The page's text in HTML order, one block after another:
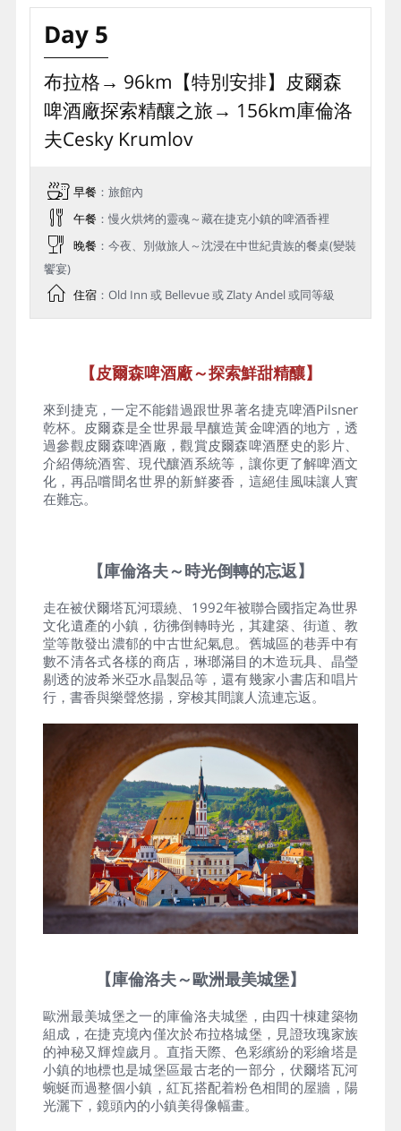
Day 5
布拉格→ 96km【特別安排】皮爾森
啤酒廠探索精釀之旅→ 156km庫倫洛
夫Cesky Krumlov
早餐 ：旅館內
午餐 ：慢火烘烤的靈魂～藏在捷克小鎮的啤酒香裡
晚餐 ：今夜、別做旅人～沈浸在中世紀貴族的餐桌(變裝
饗宴)
住宿：Old Inn 或 Bellevue 或 Zlaty Andel 或同等級
【皮爾森啤酒廠～探索鮮甜精釀】
來到捷克，一定不能錯過跟世界著名捷克啤酒Pilsner
乾杯。皮爾森是全世界最早釀造黃金啤酒的地方，透
過參觀皮爾森啤酒廠，觀賞皮爾森啤酒歷史的影片、
介紹傳統酒窖、現代釀酒系統等，讓你更了解啤酒文
化，再品嚐聞名世界的新鮮麥香，這絕佳風味讓人實
在難忘。
【庫倫洛夫～時光倒轉的忘返】
走在被伏爾塔瓦河環繞、1992年被聯合國指定為世界
文化遺產的小鎮，彷彿倒轉時光，其建築、街道、教
堂等散發出濃郁的中古世紀氣息。舊城區的巷弄中有
數不清各式各樣的商店，琳瑯滿目的木造玩具、晶瑩
剔透的波希米亞水晶製品等，還有幾家小書店和唱片
行，書香與樂聲悠揚，穿梭其間讓人流連忘返。
【庫倫洛夫～歐洲最美城堡】
歐洲最美城堡之一的庫倫洛夫城堡，由四十棟建築物
組成，在捷克境內僅次於布拉格城堡，見證玫瑰家族
的神秘又輝煌歲月。直指天際、色彩繽紛的彩繪塔是
小鎮的地標也是城堡區最古老的一部分，伏爾塔瓦河
蜿蜒而過整個小鎮，紅瓦搭配着粉色相間的屋牆，陽
光灑下，鏡頭內的小鎮美得像幅畫。